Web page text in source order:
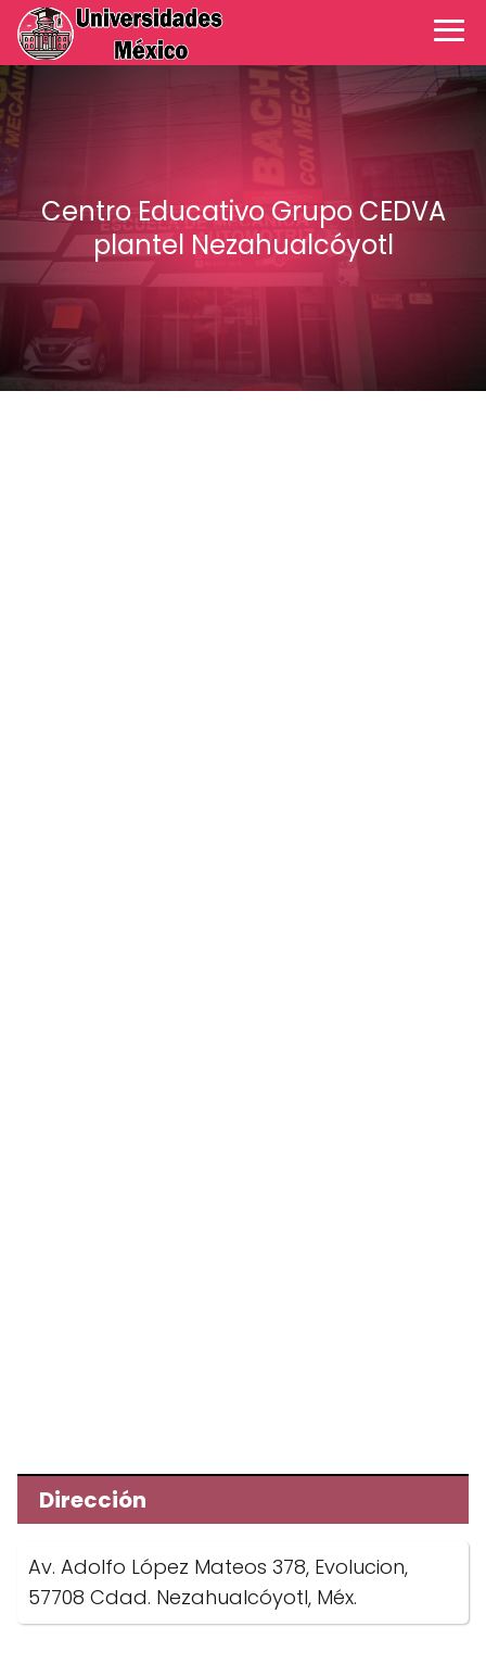
Centro Educativo Grupo CEDVA
plantel Nezahualcóyotl
Dirección
Av. Adolfo López Mateos 378, Evolucion,
57708 Cdad. Nezahualcóyotl, Méx.